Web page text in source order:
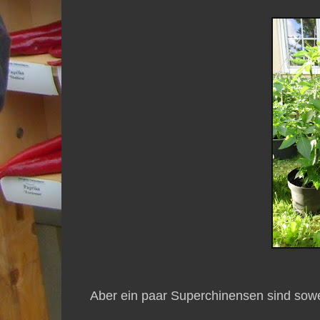
Aber ein paar Superchinensen sind